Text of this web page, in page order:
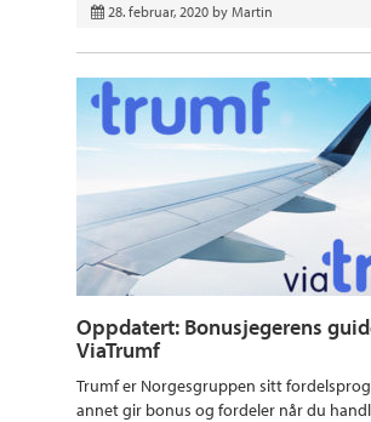
28. februar, 2020 by Martin
Oppdatert: Bonusjegerens
ViaTrumf
Trumf er Norgesgruppen sitt
annet gir bonus og fordeler når du